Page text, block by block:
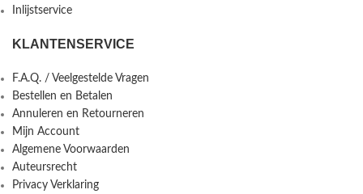
Inlijstservice
KLANTENSERVICE
F.A.Q. / Veelgestelde Vragen
Bestellen en Betalen
Annuleren en Retourneren
Mijn Account
Algemene Voorwaarden
Auteursrecht
Privacy Verklaring